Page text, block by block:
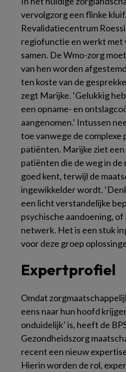
vervolgzorg een flinke kluif.
Revalidatiecentrum
regiofunctie en werkt met
samen. De Wmo-zorg
van hen worden
ten koste van de
zegt Marijke. ‘Gelukkig
een opname- en
aangenomen.’ Intussen
toe vanwege de complexe
patiënten. Marijke ziet
patiënten die de weg in de
goed kent, terwijl de
ingewikkelder wordt.
een licht verstandelijke
psychische aandoening,
netwerk. Het is een stuk
voor deze groep
Expertprofiel
Omdat
eens naar hun hoofd
onduidelijk’ is, heeft de
Gezondheidszorg
recent een nieuw
Hierin worden de rol,